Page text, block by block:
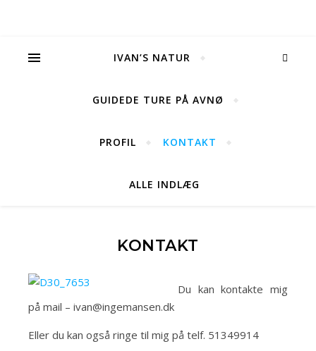
IVAN’S NATUR
GUIDEDE TURE PÅ AVNØ
PROFIL KONTAKT
ALLE INDLÆG
KONTAKT
Du kan kontakte mig
på mail – ivan@ingemansen.dk
Eller du kan også ringe til mig på telf. 51349914